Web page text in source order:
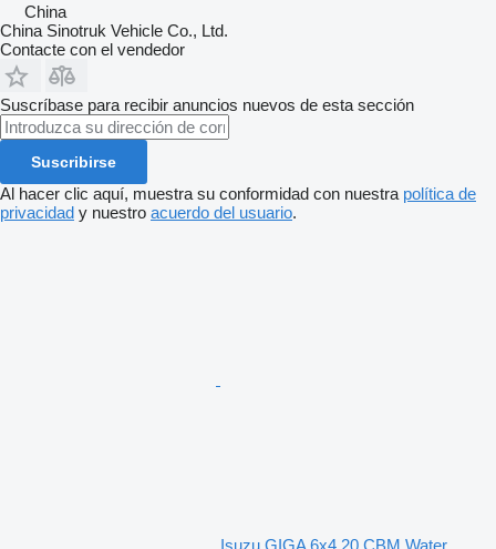
China
China Sinotruk Vehicle Co., Ltd.
Contacte con el vendedor
Suscríbase para recibir anuncios nuevos de esta sección
Suscribirse
Al hacer clic aquí, muestra su conformidad con nuestra política de
privacidad y nuestro acuerdo del usuario.
Isuzu GIGA 6x4 20 CBM Water